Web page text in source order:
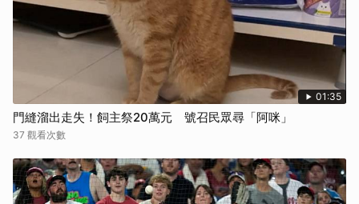
01:35
門縫溜出走失！飼主祭20萬元 號召民眾尋「阿咪」
37 觀看次數